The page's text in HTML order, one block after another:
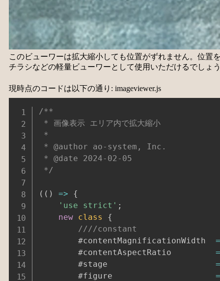
このビューワーは拡大縮小しても位置がずれません。位
チラシなどの軽量ビューワーとして使用いただけるでしょ
現時点のコードは以下の通り: imageviewer.js
/**
* 画像表示 エリア内で拡大縮小
*
* @author ao-system, Inc.
* @date 2024-02-05
*/
( ( ) =>
{
'use strict' ;
new class
{
////constant
=
=
=
=